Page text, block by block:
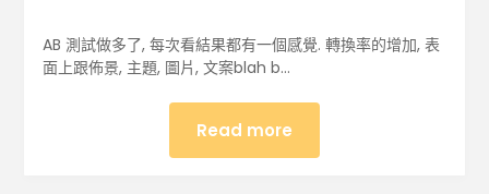
AB 測試做多了, 每次看結果都有一個感覺. 轉換率的增加, 表
面上跟佈景, 主題, 圖片, 文案blah b…
Read more